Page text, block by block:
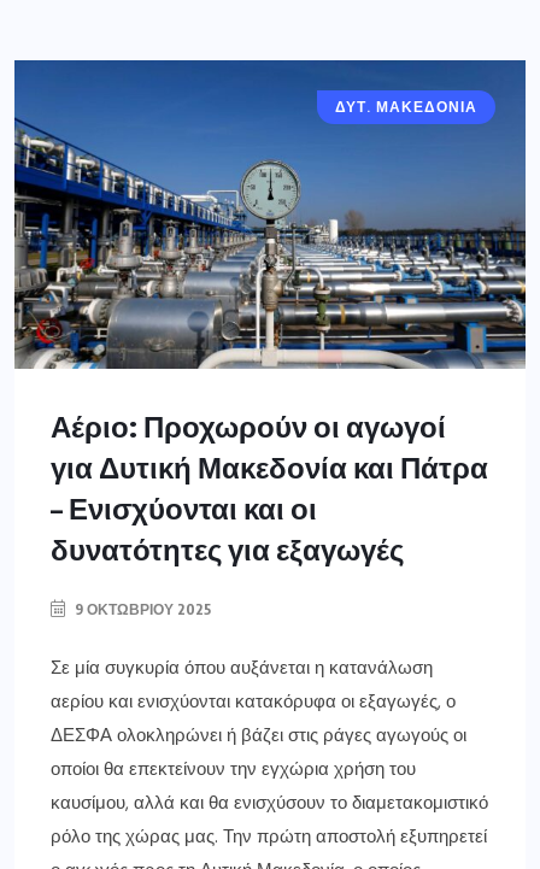
ΔΥΤ. ΜΑΚΕΔΟΝΙΑ
Αέριο: Προχωρούν οι αγωγοί
για Δυτική Μακεδονία και Πάτρα
– Ενισχύονται και οι
δυνατότητες για εξαγωγές
9 ΟΚΤΩΒΡΊΟΥ 2025
Σε μία συγκυρία όπου αυξάνεται η κατανάλωση
αερίου και ενισχύονται κατακόρυφα οι εξαγωγές, ο
ΔΕΣΦΑ ολοκληρώνει ή βάζει στις ράγες αγωγούς οι
οποίοι θα επεκτείνουν την εγχώρια χρήση του
καυσίμου, αλλά και θα ενισχύσουν το διαμετακομιστικό
ρόλο της χώρας μας. Την πρώτη αποστολή εξυπηρετεί